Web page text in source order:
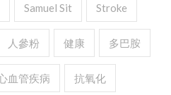
Samuel Sit Stroke
人參粉 健康 多巴胺
血管疾病 抗氧化